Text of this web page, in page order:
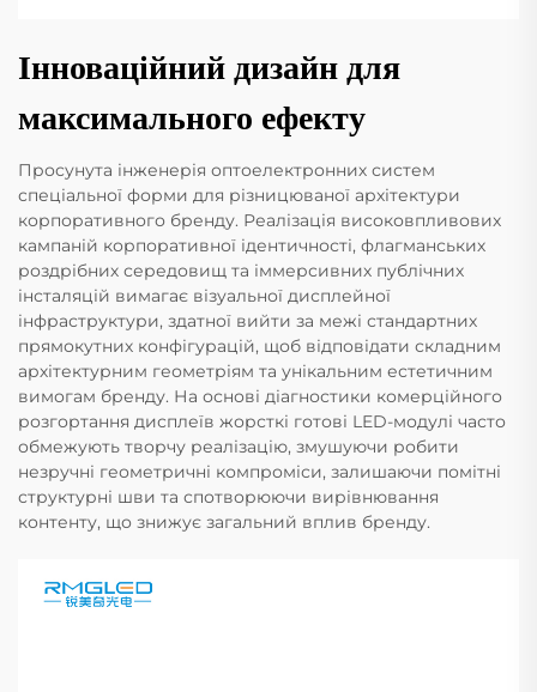
Інноваційний дизайн для
максимального ефекту
Просунута інженерія оптоелектронних систем
спеціальної форми для різницюваної архітектури
корпоративного бренду. Реалізація високовпливових
кампаній корпоративної ідентичності, флагманських
роздрібних середовищ та іммерсивних публічних
інсталяцій вимагає візуальної дисплейної
інфраструктури, здатної вийти за межі стандартних
прямокутних конфігурацій, щоб відповідати складним
архітектурним геометріям та унікальним естетичним
вимогам бренду. На основі діагностики комерційного
розгортання дисплеїв жорсткі готові LED-модулі часто
обмежують творчу реалізацію, змушуючи робити
незручні геометричні компроміси, залишаючи помітні
структурні шви та спотворюючи вирівнювання
контенту, що знижує загальний вплив бренду.